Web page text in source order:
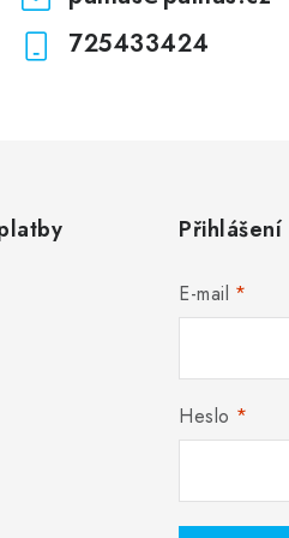
725433424
Přihlášení
E-mail
Heslo